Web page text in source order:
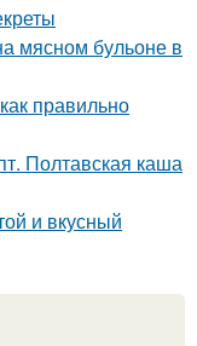
мясном бульоне в
правильно
Полтавская каша
и вкусный